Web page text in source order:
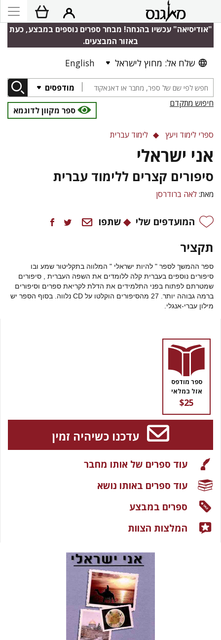
"אודיסיאה" עכשיו בהנחה! מבחר ספרים נוספים במבצע, כעת
באזור המבצעים.
שלח אל: מחוץ לישראל English
מודפסים
חיפוש מתקדם
ספר מקוון לדוגמא
ספרי לימוד ויעץ לימוד עברית
אני ישראלי
סיפורים קצרים ללימוד עברית
מאת:לאה ברודרסן
המועדפים שלי שתפו
תקציר
ספר ההמשך לספר " להיות ישראלי " המלווה בתקליטור שמע ובו
סיפורים נוספים בעברית קלה ללומדים את השפה העברית , סיפורים
שמטרתם לפתוח בפני התלמידים את הדלת לקריאת ספרים וסיפורים
ברמה גבוהה יותר. 27 מהסיפורים הוקלטו על CD נלווה. בסוף הספר יש
מילון עברי-אנגלי.
ספר מודפס
אזל במלאי
$25
עדכנו כשיהיה זמין
עוד ספרים של אותו מחבר
עוד ספרים באותו נושא
ספרים במבצע
המלצות הצוות